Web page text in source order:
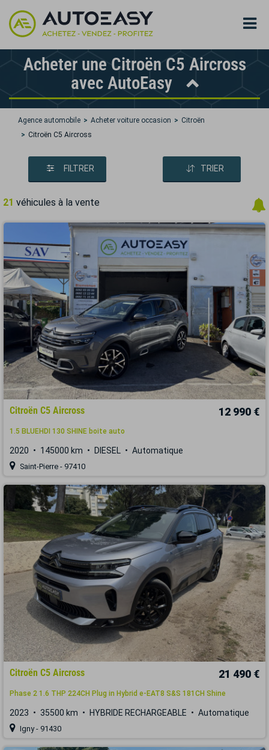
Acheter une Citroën C5 Aircross
avec AutoEasy
Agence automobile Acheter voiture occasion
Citroën
Citroën C5 Aircross
FILTRER TRIER
21 véhicules à la vente
Citroën C5 Aircross 12 990 €
1.5 BLUEHDI 130 SHINE boite auto
2020 145000 km DIESEL Automatique
Saint-Pierre - 97410
Citroën C5 Aircross 21 490 €
Phase 2 1.6 THP 224CH Plug in Hybrid e-EAT8 S&S 181CH Shine
2023 35500 km HYBRIDE RECHARGEABLE Automatique
Igny - 91430